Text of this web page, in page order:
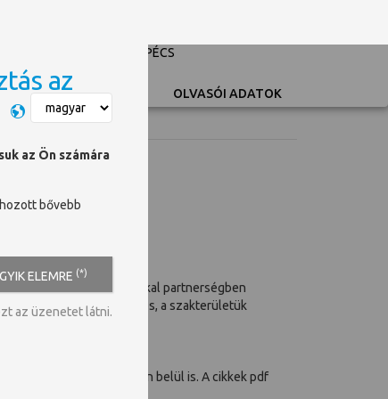
UNIVERSITY OF PÉCS
Switch language OLVASÓI ADATOK
és szakmai társaságokkal partnerségben
lefedik, és számos, a szakterületük
egyes folyóiratokon belül is. A cikkek pdf
az
az Ön számára
bővebb
ELEMRE (*)
az üzenetet látni.